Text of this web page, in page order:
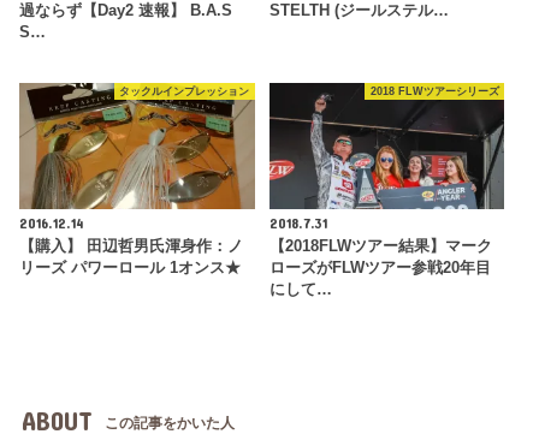
過ならず【Day2 速報】 B.A.S
S…
STELTH (ジールステル…
タックルインプレッション
2016.12.14
【購入】 田辺哲男氏渾身作：ノ
リーズ パワーロール 1オンス★
2018 FLWツアーシリーズ
2018.7.31
【2018FLWツアー結果】マーク
ローズがFLWツアー参戦20年目
にして…
ABOUT この記事をかいた人